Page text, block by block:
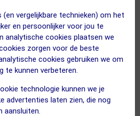
(en vergelijkbare technieken) om het
en persoonlijker voor jou te
analytische cookies plaatsen we
zorgen voor de beste
cookies gebruiken we om
te kunnen verbeteren.
technologie kunnen we je
advertenties laten zien, die nog
aansluiten.
Smart Frametas Zwart